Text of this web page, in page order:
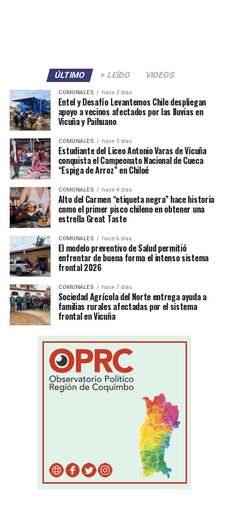
ÚLTIMO + LEÍDO VIDEOS
COMUNALES hace 2 días
Entel y Desafío Levantemos Chile despliegan
apoyo a vecinos afectados por las lluvias en
Vicuña y Paihuano
COMUNALES hace 3 días
Estudiante del Liceo Antonio Varas de Vicuña
conquista el Campeonato Nacional de Cueca
“Espiga de Arroz” en Chiloé
COMUNALES hace 4 días
Alto del Carmen “etiqueta negra” hace historia
como el primer pisco chileno en obtener una
estrella Great Taste
COMUNALES hace 6 días
El modelo preventivo de Salud permitió
enfrentar de buena forma el intenso sistema
frontal 2026
COMUNALES hace 7 días
Sociedad Agrícola del Norte entrega ayuda a
familias rurales afectadas por el sistema
frontal en Vicuña